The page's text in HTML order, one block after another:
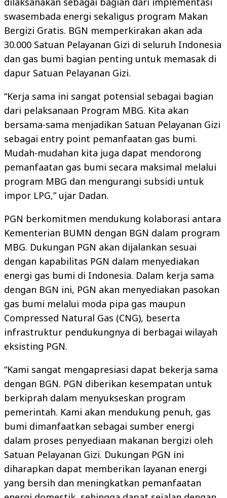
swasembada energi sekaligus program Makan
Bergizi Gratis. BGN memperkirakan akan ada
30.000 Satuan Pelayanan Gizi di seluruh Indonesia
dan gas bumi bagian penting untuk memasak di
dapur Satuan Pelayanan Gizi.
“Kerja sama ini sangat potensial sebagai bagian
dari pelaksanaan Program MBG. Kita akan
bersama-sama menjadikan Satuan Pelayanan Gizi
sebagai entry point pemanfaatan gas bumi.
Mudah-mudahan kita juga dapat mendorong
pemanfaatan gas bumi secara maksimal melalui
program MBG dan mengurangi subsidi untuk
impor LPG,” ujar Dadan.
PGN berkomitmen mendukung kolaborasi antara
Kementerian BUMN dengan BGN dalam program
MBG. Dukungan PGN akan dijalankan sesuai
dengan kapabilitas PGN dalam menyediakan
energi gas bumi di Indonesia. Dalam kerja sama
dengan BGN ini, PGN akan menyediakan pasokan
gas bumi melalui moda pipa gas maupun
Compressed Natural Gas (CNG), beserta
infrastruktur pendukungnya di berbagai wilayah
eksisting PGN.
“Kami sangat mengapresiasi dapat bekerja sama
dengan BGN. PGN diberikan kesempatan untuk
berkiprah dalam menyukseskan program
pemerintah. Kami akan mendukung penuh, gas
bumi dimanfaatkan sebagai sumber energi
dalam proses penyediaan makanan bergizi oleh
Satuan Pelayanan Gizi. Dukungan PGN ini
diharapkan dapat memberikan layanan energi
yang bersih dan meningkatkan pemanfaatan